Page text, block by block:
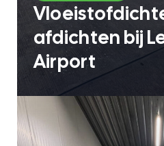
afdichten bij
Airport